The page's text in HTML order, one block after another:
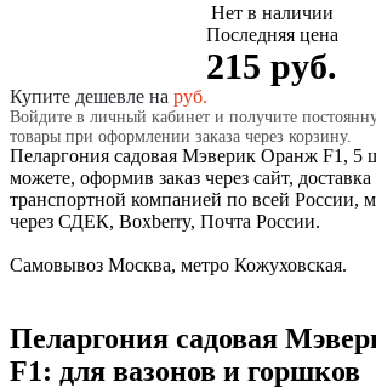
Нет в наличии
Последняя цена
215 руб.
Купите дешевле на руб.
Войдите в личный кабинет и получите
товары при оформлении заказа через корзину.
Пеларгония садовая Мэверик Оранж F1, 5
можете, оформив заказ через сайт,
транспортной компанией по всей России,
через СДЕК, Boxberry, Почта России.
Самовывоз Москва, метро Кожуховская.
Пеларгония садовая
F1: для вазонов и горшков